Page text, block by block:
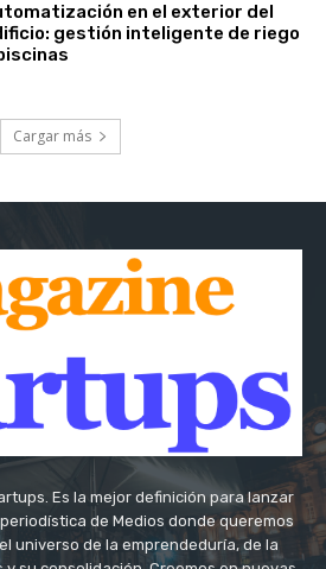
en el exterior del
gestión inteligente de riego
Cargar más
Es la mejor definición para lanzar
de Medios donde queremos
universo de la emprendeduría, de la